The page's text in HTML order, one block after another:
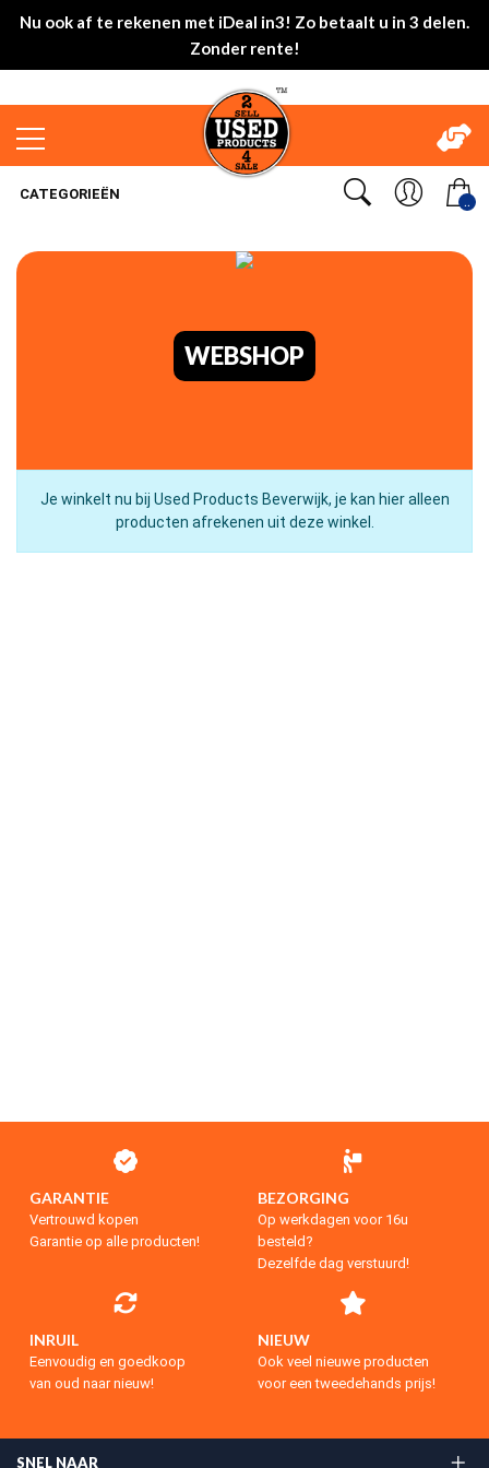
Nu ook af te rekenen met iDeal in3! Zo betaalt u in 3 delen.
Zonder rente!
..
CATEGORIEËN
WEBSHOP
Je winkelt nu bij Used Products Beverwijk, je kan hier alleen
producten afrekenen uit deze winkel.
GARANTIE
Vertrouwd kopen
Garantie op alle producten!
BEZORGING
Op werkdagen voor 16u
besteld?
Dezelfde dag verstuurd!
INRUIL
Eenvoudig en goedkoop
van oud naar nieuw!
NIEUW
Ook veel nieuwe producten
voor een tweedehands prijs!
SNEL NAAR